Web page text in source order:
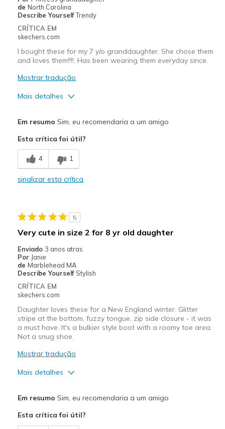
Going Out
Special Occasions
Width
Feels true to width
Sizing
de North Carolina
Describe YourselfTrendy
CRÍTICA EM
skechers.com
I bought these for my 7 y/o granddaughter. She chose them
and loves them!!!!. Has been wearing them everyday since.
Mostrar tradução
Mais detalhes
Comfortable
Durable
Casual Wear
Width
Sizing
View On Shoes
I'm Into Shoes
Em resumo Sim, eu recomendaria a um amigo
Esta crítica foi útil?
4 1
sinalizar esta crítica
5
Very cute in size 2 for 8 yr old daughter
Enviado 3 anos atras
Por Janie
de Marblehead MA
Describe Yourself Stylish
CRÍTICA EM
skechers.com
Daughter loves these for a New England winter. Glitter
stripe at the bottom, fuzzy tongue, zip side closure - it was
a must have. It's a bulkier style boot with a roomy toe area.
Not a snug shoe.
Mostrar tradução
Mais detalhes
Comfortable
Em resumo Sim, eu recomendaria a um amigo
Esta crítica foi útil?